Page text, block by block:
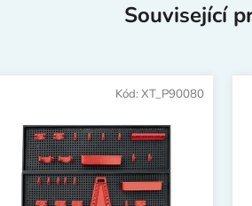
Související
Kód: XT_P90080